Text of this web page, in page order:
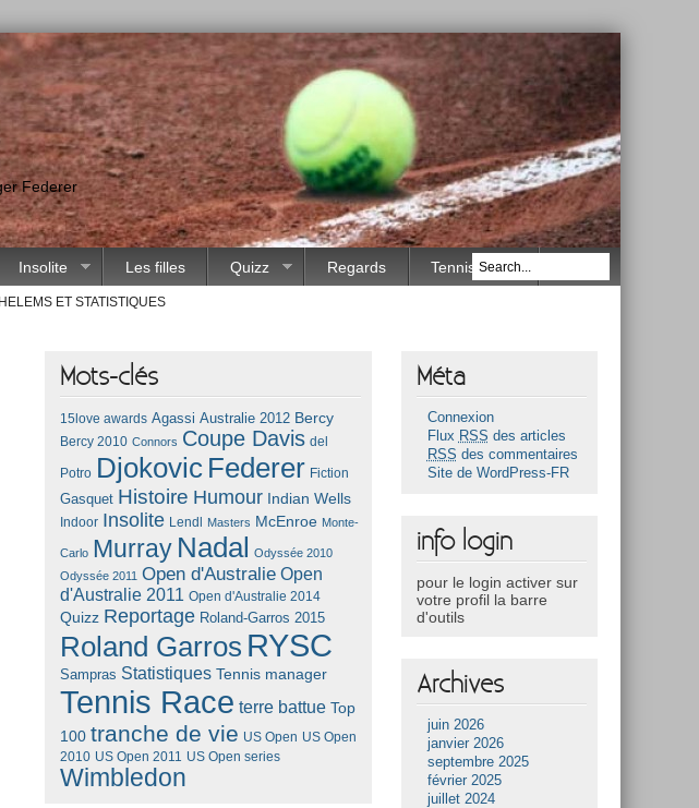
Federer
Insolite Les filles Quizz Regards Tennis Race
ET STATISTIQUES
Mots-clés
15love awards Agassi Australie 2012 Bercy
Bercy 2010 Connors Coupe Davis del
Potro Djokovic Federer Fiction
Gasquet Histoire Humour Indian Wells
Indoor Insolite Lendl Masters McEnroe Monte-
Carlo Murray Nadal
Odyssée 2010
Odyssée 2011 Open d'Australie Open
d'Australie 2011 Open d'Australie 2014
Quizz Reportage Roland-Garros 2015
Roland Garros RYSC
Sampras Statistiques Tennis manager
Tennis Race terre battue Top
100 tranche de vie US Open US Open
2010 US Open 2011 US Open series
Wimbledon
Méta
Connexion
Flux RSS des articles
RSS des commentaires
Site de WordPress-FR
info login
pour le login activer sur
votre profil la barre
d'outils
Archives
juin 2026
janvier 2026
septembre 2025
février 2025
juillet 2024